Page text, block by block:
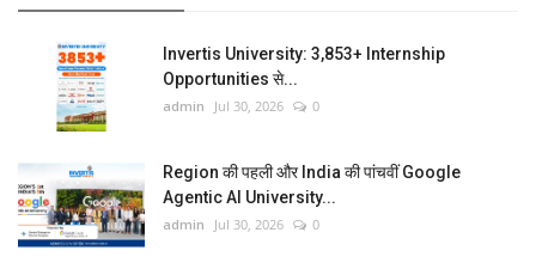
Invertis University: 3,853+ Internship
Opportunities से...
admin Jul 30, 2026 0
Region की पहली और India की पांचवीं Google
Agentic AI University...
admin Jul 30, 2026 0